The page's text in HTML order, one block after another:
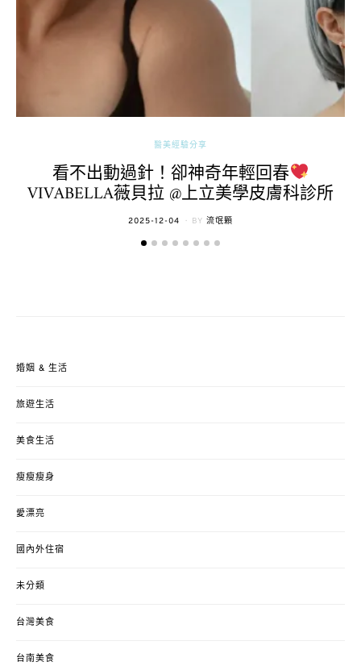
醫美經驗分享
看不出動過針！卻神奇年輕回春
VIVABELLA薇貝拉 @上立美學皮膚科診所
POSTED
2025-12-04 BY 流氓顆
婚姻 & 生活
旅遊生活
美食生活
瘦瘦瘦身
愛漂亮
國內外住宿
未分類
台灣美食
台南美食